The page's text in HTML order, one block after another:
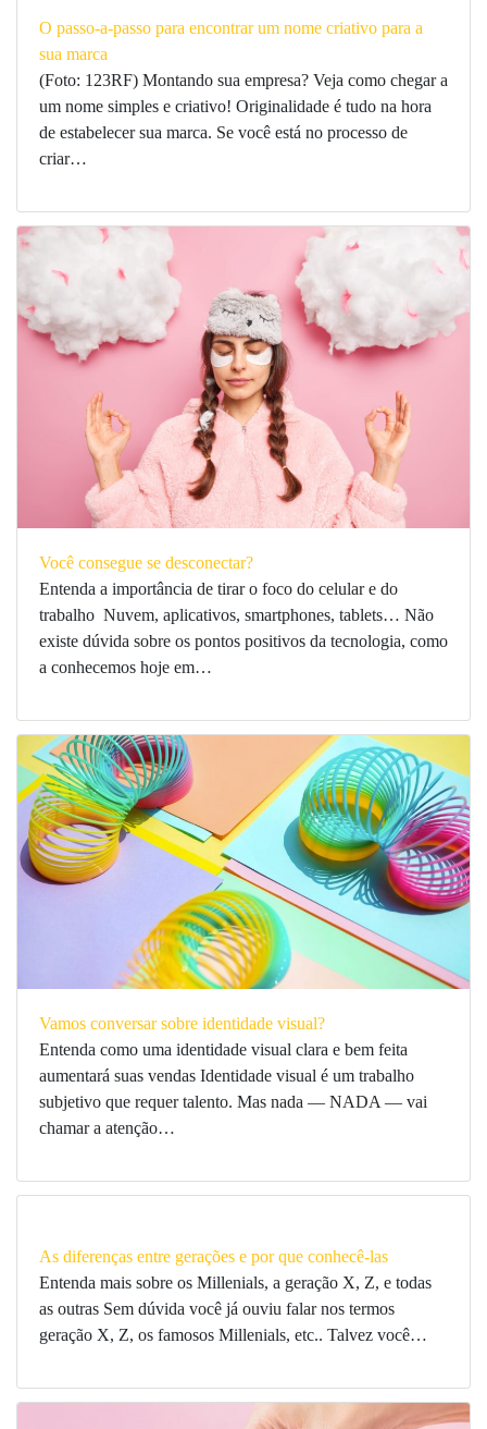
O passo-a-passo para encontrar um nome criativo para a
sua marca
(Foto: 123RF) Montando sua empresa? Veja como chegar a
um nome simples e criativo! Originalidade é tudo na hora
de estabelecer sua marca. Se você está no processo de
criar…
Você consegue se desconectar?
Entenda a importância de tirar o foco do celular e do
trabalho Nuvem, aplicativos, smartphones, tablets… Não
existe dúvida sobre os pontos positivos da tecnologia, como
a conhecemos hoje em…
Vamos conversar sobre identidade visual?
Entenda como uma identidade visual clara e bem feita
aumentará suas vendas Identidade visual é um trabalho
subjetivo que requer talento. Mas nada — NADA — vai
chamar a atenção…
As diferenças entre gerações e por que conhecê-las
Entenda mais sobre os Millenials, a geração X, Z, e todas
as outras Sem dúvida você já ouviu falar nos termos
geração X, Z, os famosos Millenials, etc.. Talvez você…